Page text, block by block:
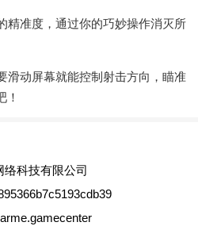
精准度，通过你的巧妙操作消灭所
滑动屏幕就能控制射击方向，瞄准
！
科技有限公司